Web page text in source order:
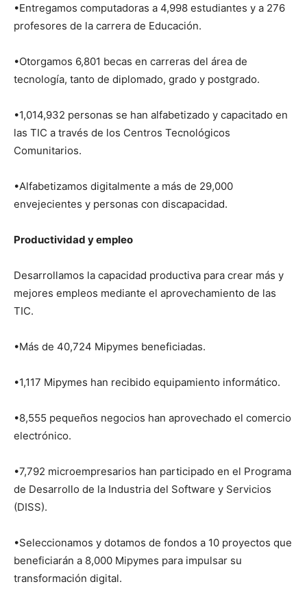
•Entregamos computadoras a 4,998 estudiantes y a 276
profesores de la carrera de Educación.
•Otorgamos 6,801 becas en carreras del área de
tecnología, tanto de diplomado, grado y postgrado.
•1,014,932 personas se han alfabetizado y capacitado en
las TIC a través de los Centros Tecnológicos
Comunitarios.
•Alfabetizamos digitalmente a más de 29,000
envejecientes y personas con discapacidad.
Productividad y empleo
Desarrollamos la capacidad productiva para crear más y
mejores empleos mediante el aprovechamiento de las
TIC.
•Más de 40,724 Mipymes beneficiadas.
•1,117 Mipymes han recibido equipamiento informático.
•8,555 pequeños negocios han aprovechado el comercio
electrónico.
•7,792 microempresarios han participado en el Programa
de Desarrollo de la Industria del Software y Servicios
(DISS).
•Seleccionamos y dotamos de fondos a 10 proyectos que
beneficiarán a 8,000 Mipymes para impulsar su
transformación digital.